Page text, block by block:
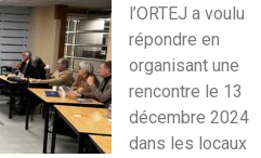
l’ORTEJ a voulu
répondre en
organisant une
rencontre le 13
décembre 2024
dans les locaux